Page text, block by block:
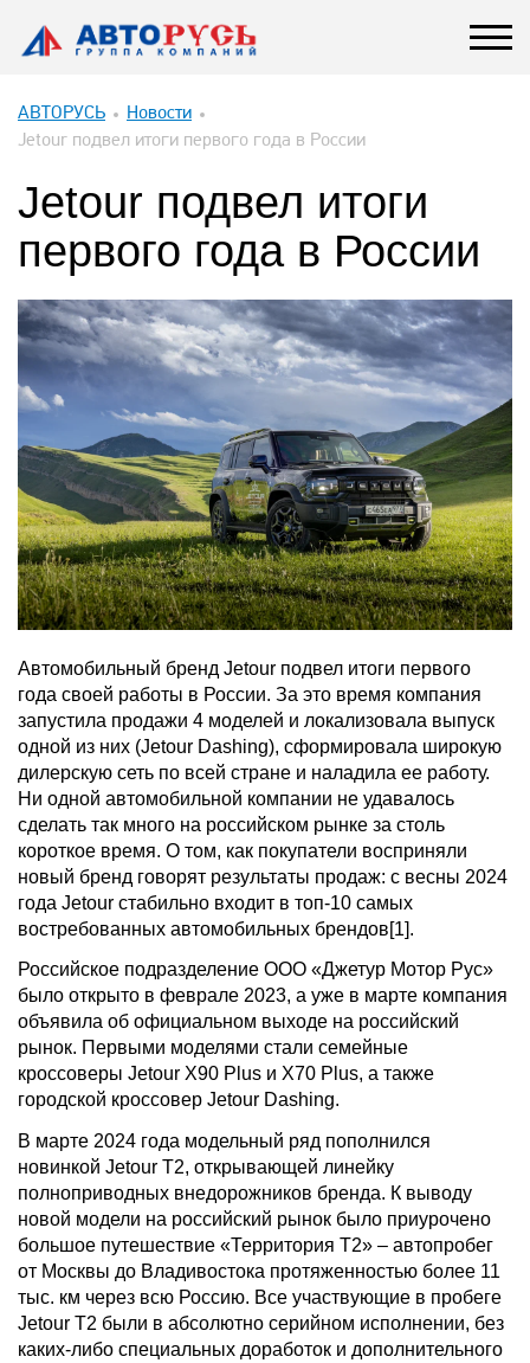
АВТОРУСЬ
Новости
Jetour подвел итоги первого года в России
Jetour подвел итоги
первого года в России
Автомобильный бренд Jetour подвел итоги первого
года своей работы в России. За это время компания
запустила продажи 4 моделей и локализовала выпуск
одной из них (Jetour Dashing), сформировала широкую
дилерскую сеть по всей стране и наладила ее работу.
Ни одной автомобильной компании не удавалось
сделать так много на российском рынке за столь
короткое время. О том, как покупатели восприняли
новый бренд говорят результаты продаж: с весны 2024
года Jetour стабильно входит в топ-10 самых
востребованных автомобильных брендов[1].
Российское подразделение ООО «Джетур Мотор Рус»
было открыто в феврале 2023, а уже в марте компания
объявила об официальном выходе на российский
рынок. Первыми моделями стали семейные
кроссоверы Jetour X90 Plus и X70 Plus, а также
городской кроссовер Jetour Dashing.
В марте 2024 года модельный ряд пополнился
новинкой Jetour T2, открывающей линейку
полноприводных внедорожников бренда. К выводу
новой модели на российский рынок было приурочено
большое путешествие «Территория Т2» – автопробег
от Москвы до Владивостока протяженностью более 11
тыс. км через всю Россию. Все участвующие в пробеге
Jetour T2 были в абсолютно серийном исполнении, без
каких-либо специальных доработок и дополнительного